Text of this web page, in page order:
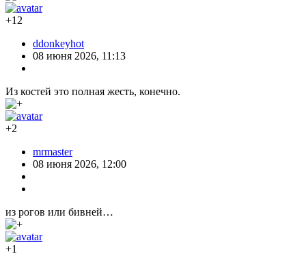
+12
ddonkeyhot
08 июня 2026, 11:13
Из костей это полная жесть, конечно.
+2
mrmaster
08 июня 2026, 12:00
из рогов или бивней…
+1